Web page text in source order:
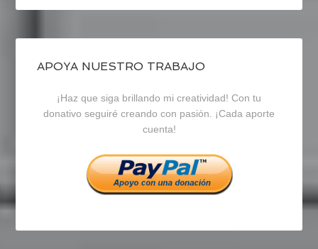
de
blogrecursosep
en
Facebook
de
recursosep
en
Twitter
de
recursosep
en
Instagram
APOYA NUESTRO TRABAJO
¡Haz que siga brillando mi creatividad! Con tu
donativo seguiré creando con pasión. ¡Cada aporte
cuenta!